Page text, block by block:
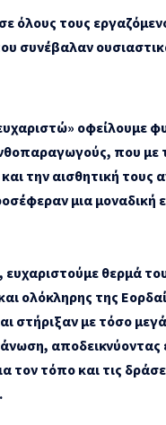
όλους τους
συνέβαλαν
οφείλουμε
που με
την αισθητική τους
μια μοναδική
θερμά
ολόκληρης της
στήριξαν με τόσο
τον τόπο και τις